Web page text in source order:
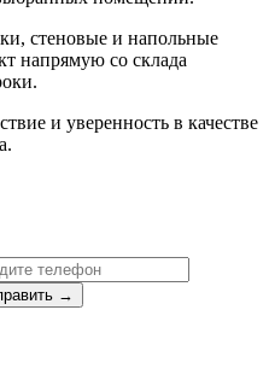
стеновые и напольные
напрямую со склада
и уверенность в качестве
→